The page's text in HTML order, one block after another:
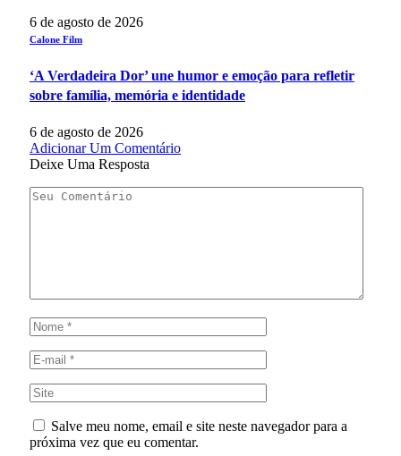
6 de agosto de 2026
Calone Film
‘A Verdadeira Dor’ une humor e emoção para refletir
sobre família, memória e identidade
6 de agosto de 2026
Adicionar Um Comentário
Deixe Uma Resposta
Salve meu nome, email e site neste navegador para a
próxima vez que eu comentar.